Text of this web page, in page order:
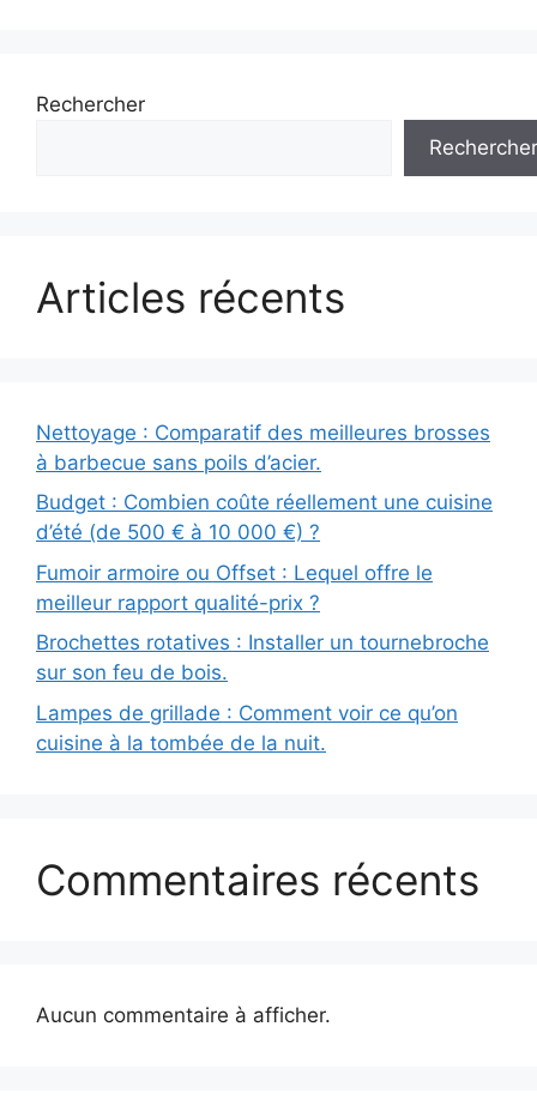
Rechercher
Rechercher
Articles récents
Nettoyage : Comparatif des meilleures brosses
à barbecue sans poils d’acier.
Budget : Combien coûte réellement une cuisine
d’été (de 500 € à 10 000 €) ?
Fumoir armoire ou Offset : Lequel offre le
meilleur rapport qualité-prix ?
Brochettes rotatives : Installer un tournebroche
sur son feu de bois.
Lampes de grillade : Comment voir ce qu’on
cuisine à la tombée de la nuit.
Commentaires récents
Aucun commentaire à afficher.